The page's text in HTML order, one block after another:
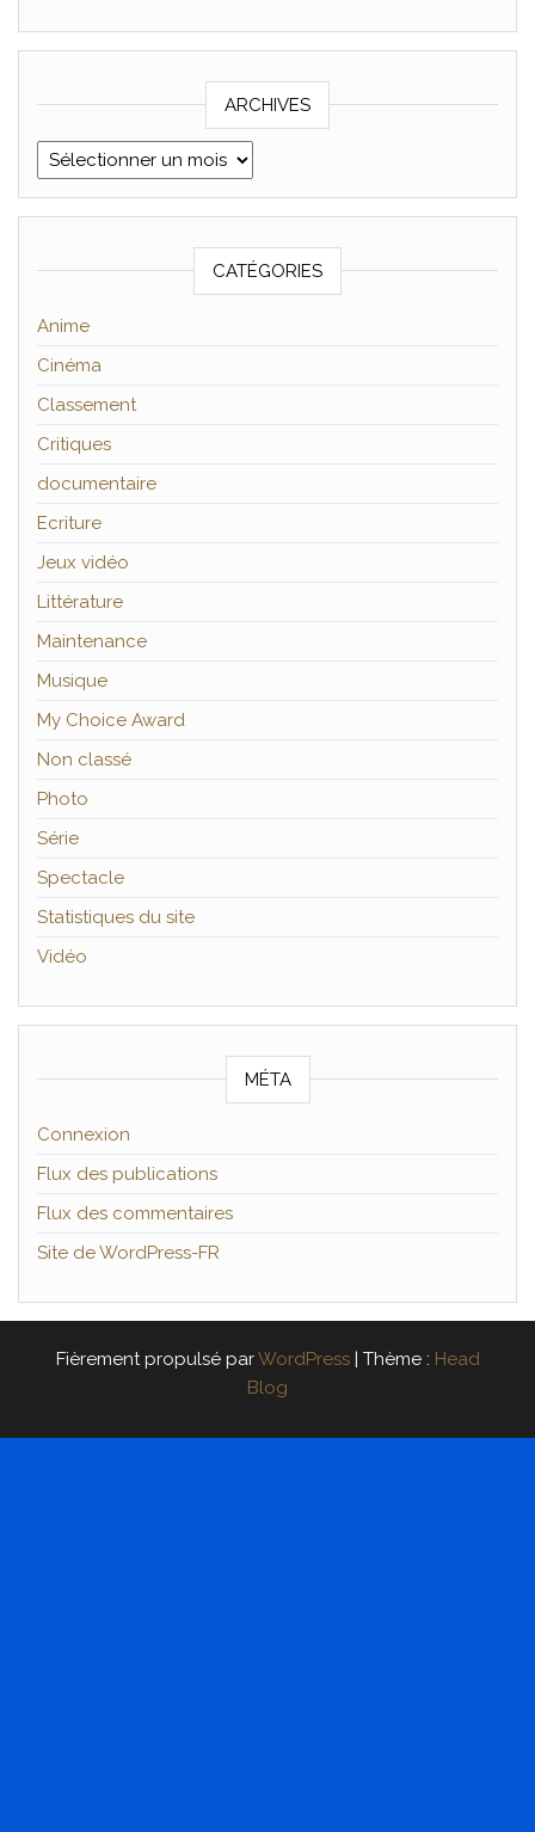
ARCHIVES
Archives
CATÉGORIES
Anime
Cinéma
Classement
Critiques
documentaire
Ecriture
Jeux vidéo
Littérature
Maintenance
Musique
My Choice Award
Non classé
Photo
Série
Spectacle
Statistiques du site
Vidéo
MÉTA
Connexion
Flux des publications
Flux des commentaires
Site de WordPress-FR
Fièrement propulsé parWordPress | Thème : Head
Blog